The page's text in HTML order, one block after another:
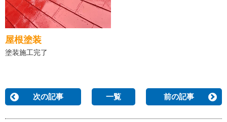
屋根塗装
塗装施工完了
次の記事 一覧 前の記事